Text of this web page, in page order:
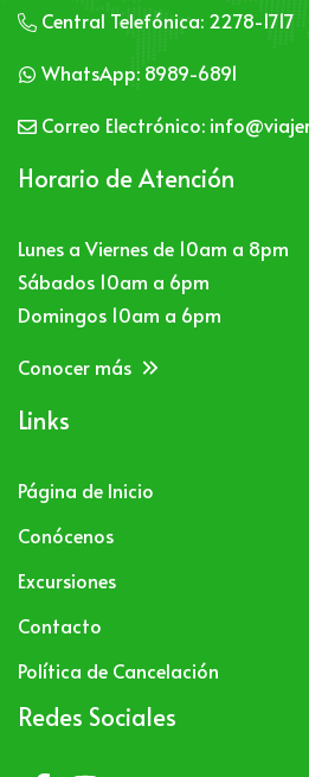
Central Telefónica: 2278-1717
WhatsApp: 8989-6891
Correo Electrónico:
Horario de Atención
Lunes a Viernes de 10am a 8pm
Sábados 10am a 6pm
Domingos 10am a 6pm
Conocer más
Links
Página de Inicio
Conócenos
Excursiones
Contacto
Política de Cancelación
Redes Sociales